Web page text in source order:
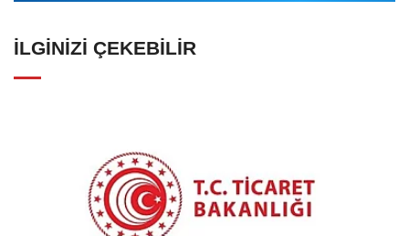
İLGINIZI ÇEKEBILIR